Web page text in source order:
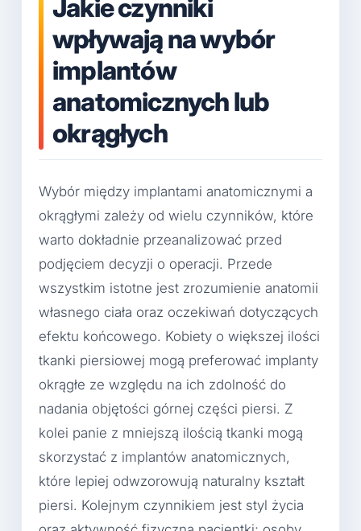
Jakie czynniki
wpływają na wybór
implantów
anatomicznych lub
okrągłych
Wybór między implantami anatomicznymi a
okrągłymi zależy od wielu czynników, które
warto dokładnie przeanalizować przed
podjęciem decyzji o operacji. Przede
wszystkim istotne jest zrozumienie anatomii
własnego ciała oraz oczekiwań dotyczących
efektu końcowego. Kobiety o większej ilości
tkanki piersiowej mogą preferować implanty
okrągłe ze względu na ich zdolność do
nadania objętości górnej części piersi. Z
kolei panie z mniejszą ilością tkanki mogą
skorzystać z implantów anatomicznych,
które lepiej odwzorowują naturalny kształt
piersi. Kolejnym czynnikiem jest styl życia